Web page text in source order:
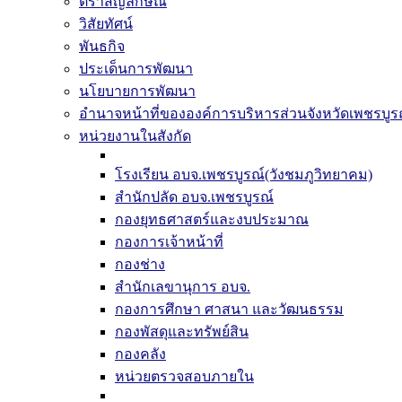
วิสัยทัศน์
พันธกิจ
ประเด็นการพัฒนา
นโยบายการพัฒนา
อำนาจหน้าที่ขององค์การบริหารส่วนจังหวัดเพชรบู
หน่วยงานในสังกัด
โรงเรียน อบจ.เพชรบูรณ์(วังชมภูวิทยาคม)
สำนักปลัด อบจ.เพชรบูรณ์
กองยุทธศาสตร์และงบประมาณ
กองการเจ้าหน้าที่
กองช่าง
สำนักเลขานุการ อบจ.
กองการศึกษา ศาสนา และวัฒนธรรม
กองพัสดุและทรัพย์สิน
กองคลัง
หน่วยตรวจสอบภายใน